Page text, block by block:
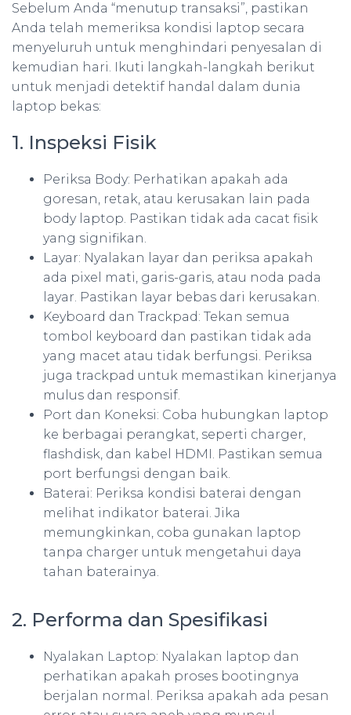
Sebelum Anda “menutup transaksi”, pastikan
Anda telah memeriksa kondisi laptop secara
menyeluruh untuk menghindari penyesalan di
kemudian hari. Ikuti langkah-langkah berikut
untuk menjadi detektif handal dalam dunia
laptop bekas:
1. Inspeksi Fisik
Periksa Body: Perhatikan apakah ada
goresan, retak, atau kerusakan lain pada
body laptop. Pastikan tidak ada cacat fisik
yang signifikan.
Layar: Nyalakan layar dan periksa apakah
ada pixel mati, garis-garis, atau noda pada
layar. Pastikan layar bebas dari kerusakan.
Keyboard dan Trackpad: Tekan semua
tombol keyboard dan pastikan tidak ada
yang macet atau tidak berfungsi. Periksa
juga trackpad untuk memastikan kinerjanya
mulus dan responsif.
Port dan Koneksi: Coba hubungkan laptop
ke berbagai perangkat, seperti charger,
flashdisk, dan kabel HDMI. Pastikan semua
port berfungsi dengan baik.
Baterai: Periksa kondisi baterai dengan
melihat indikator baterai. Jika
memungkinkan, coba gunakan laptop
tanpa charger untuk mengetahui daya
tahan baterainya.
2. Performa dan Spesifikasi
Nyalakan Laptop: Nyalakan laptop dan
perhatikan apakah proses bootingnya
berjalan normal. Periksa apakah ada pesan